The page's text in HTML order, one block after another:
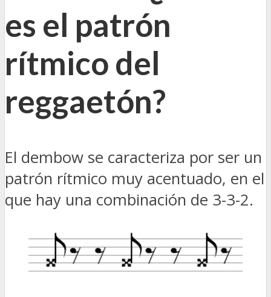
es el patrón
rítmico del
reggaetón?
El dembow se caracteriza por ser un
patrón rítmico muy acentuado, en el
que hay una combinación de 3-3-2.